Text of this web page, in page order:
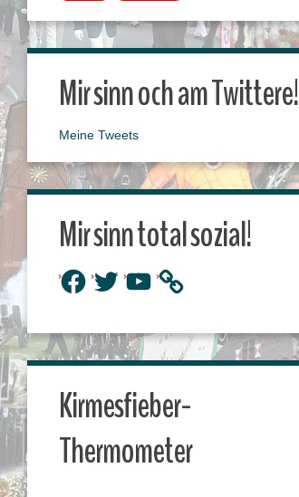
Mir sinn och am Twittere!
Meine Tweets
Mir sinn total sozial!
Facebook
TwitterYouTube
Kirmesfieber-
Thermometer